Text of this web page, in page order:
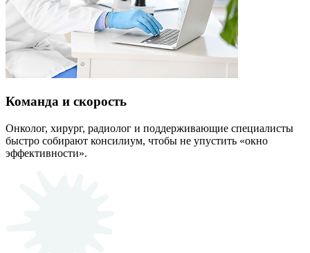
Команда и скорость
Онколог, хирург, радиолог и поддерживающие специалисты
быстро собирают консилиум, чтобы не упустить «окно
эффективности».